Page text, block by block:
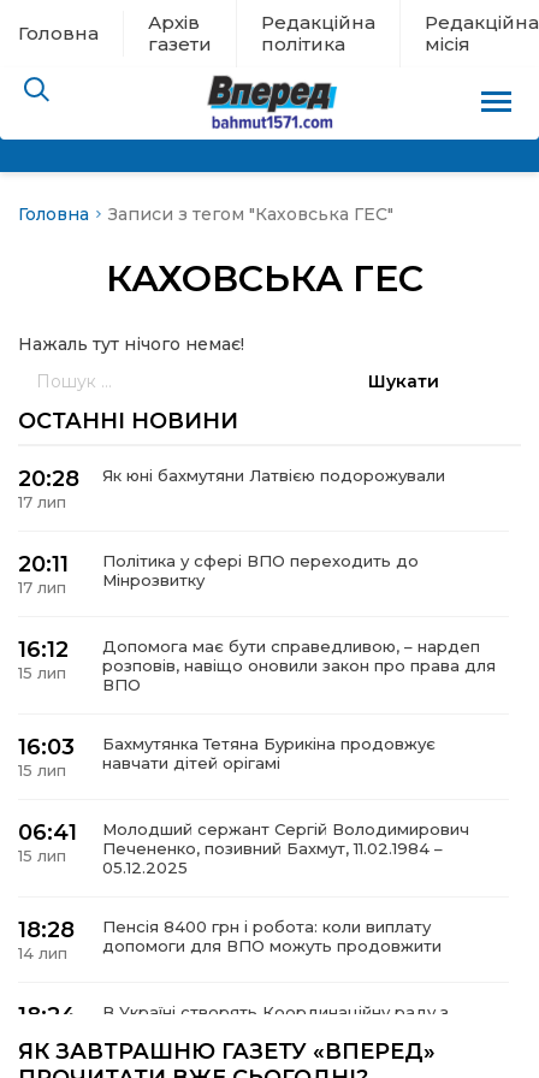
Головна
Архів
газети
Редакційна
політика
Редакційна
місія
евакуації
новини
місія
Головна Записи з тегом "Каховська ГЕС"
КАХОВСЬКА ГЕС
Нажаль тут нічого немає!
ОСТАННІ НОВИНИ
20:28
17 лип
Як юні бахмутяни Латвією подорожували
20:11
17 лип
Політика у сфері ВПО переходить до
Мінрозвитку
16:12
15 лип
Допомога має бути справедливою, – нардеп
розповів, навіщо оновили закон про права для
ВПО
16:03
15 лип
Бахмутянка Тетяна Бурикіна продовжує
навчати дітей орігамі
06:41
15 лип
Молодший сержант Сергій Володимирович
Печененко, позивний Бахмут, 11.02.1984 –
05.12.2025
18:28
14 лип
Пенсія 8400 грн і робота: коли виплату
допомоги для ВПО можуть продовжити
18:24
В Україні створять Координаційну раду з
кордону
ЯК ЗАВТРАШНЮ ГАЗЕТУ «ВПЕРЕД»